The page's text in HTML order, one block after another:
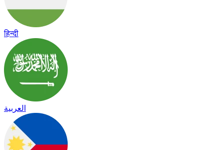
हिन्दी
العربية